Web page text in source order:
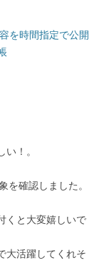
を時間指定で公開
！。
を確認しました。
くと大変嬉しいで
大活躍してくれそ